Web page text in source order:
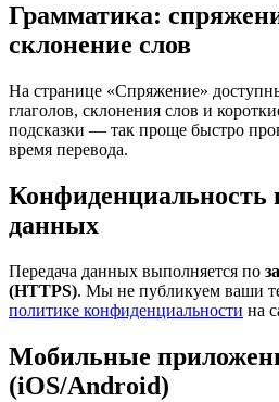
Грамматика:
склонение слов
На странице «Спряжение»
глаголов, склонения слов и
подсказки — так проще быстро
время перевода.
Конфиденциальность
данных
Передача данных выполняется по
(HTTPS). Мы не публикуем ваши
политике конфиденциальности на
Мобильные
(iOS/Android)